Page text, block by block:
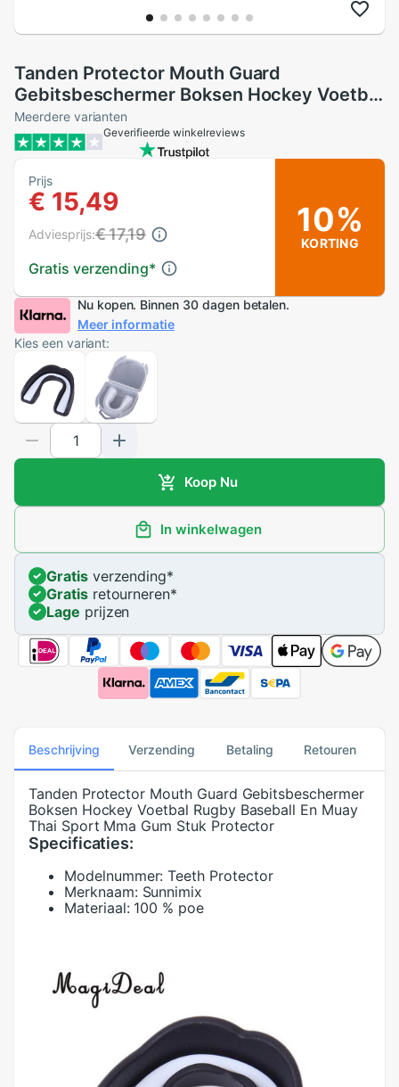
Tanden Protector Mouth Guard
Gebitsbeschermer Boksen Hockey Voetbal
Rugby Baseball En Muay Thai Sport Mma
Gum Stuk Protector
Meerdere varianten
Geverifieerde winkelreviews
Prijs
€ 15,49
Gratis verzending*
Adviesprijs:€ 17,19 10%
KORTING
Nu kopen. Binnen 30 dagen betalen.
Meer informatie
Kies een variant:
Koop Nu
In winkelwagen
Gratisverzending*
Gratisretourneren*
Lage prijzen
Beschrijving Verzending Betaling Retouren
Tanden Protector Mouth Guard Gebitsbeschermer
Boksen Hockey Voetbal Rugby Baseball En Muay
Thai Sport Mma Gum Stuk Protector
Specificaties:
Modelnummer: Teeth Protector
Merknaam: Sunnimix
Materiaal: 100 % poe